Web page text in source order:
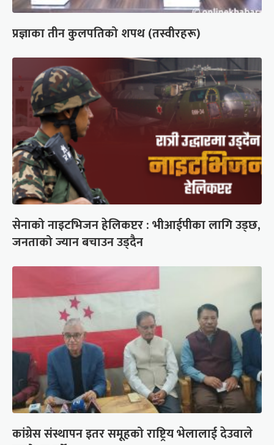
प्रज्ञाका तीन कुलपतिको शपथ (तस्वीरहरू)
सेनाको नाइटभिजन हेलिकप्टर : भीआईपीका लागि उड्छ,
जनताको ज्यान बचाउन उड्दैन
कांग्रेस संस्थापन इतर समूहको राष्ट्रिय भेलालाई देउवाले